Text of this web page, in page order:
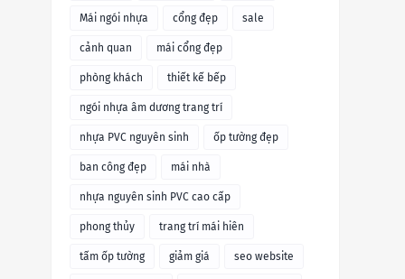
Mái ngói nhựa cổng đẹp sale
cảnh quan mái cổng đẹp
phòng khách thiết kế bếp
ngói nhựa âm dương trang trí
nhựa PVC nguyên sinh ốp tường đẹp
ban công đẹp mái nhà
nhựa nguyên sinh PVC cao cấp
phong thủy trang trí mái hiên
tấm ốp tường giảm giá seo website